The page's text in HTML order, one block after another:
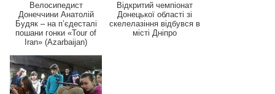
Велосипедист
Донеччини Анатолій
Будяк – на п’єдесталі
пошани гонки «Tour of
Iran» (Azarbaijan)
Відкритий чемпіонат
Донецької області зі
скелелазіння відбувся в
місті Дніпро